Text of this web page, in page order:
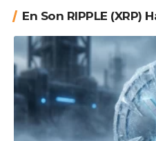
En Son RIPPLE (XRP)